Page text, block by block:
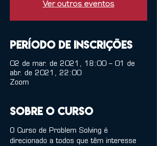
Ver outros eventos
Período de inscrições
02 de mar. de 2021, 18:00 – 01 de
abr. de 2021, 22:00
Zoom
Sobre o curso
O Curso de Problem Solving é
direcionado a todos que têm interesse